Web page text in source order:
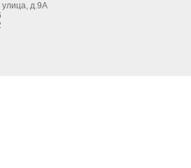
улица, д.9А